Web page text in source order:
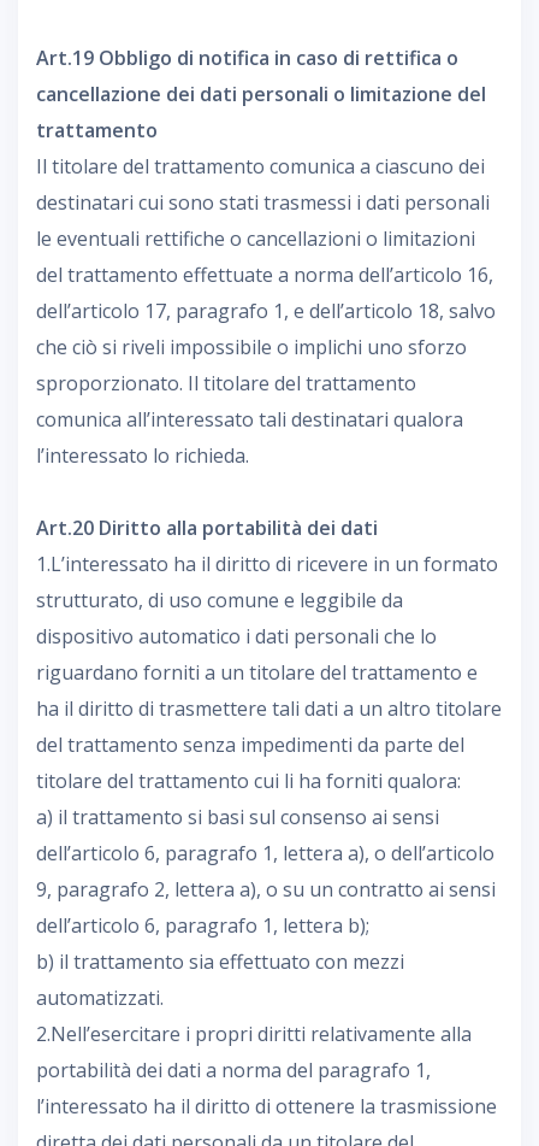
Art.19 Obbligo di notifica in caso di rettifica o
cancellazione dei dati personali o limitazione del
trattamento
Il titolare del trattamento comunica a ciascuno dei
destinatari cui sono stati trasmessi i dati personali
le eventuali rettifiche o cancellazioni o limitazioni
del trattamento effettuate a norma dell’articolo 16,
dell’articolo 17, paragrafo 1, e dell’articolo 18, salvo
che ciò si riveli impossibile o implichi uno sforzo
sproporzionato. Il titolare del trattamento
comunica all’interessato tali destinatari qualora
l’interessato lo richieda.
Art.20 Diritto alla portabilità dei dati
1.L’interessato ha il diritto di ricevere in un formato
strutturato, di uso comune e leggibile da
dispositivo automatico i dati personali che lo
riguardano forniti a un titolare del trattamento e
ha il diritto di trasmettere tali dati a un altro titolare
del trattamento senza impedimenti da parte del
titolare del trattamento cui li ha forniti qualora:
a) il trattamento si basi sul consenso ai sensi
dell’articolo 6, paragrafo 1, lettera a), o dell’articolo
9, paragrafo 2, lettera a), o su un contratto ai sensi
dell’articolo 6, paragrafo 1, lettera b);
b) il trattamento sia effettuato con mezzi
automatizzati.
2.Nell’esercitare i propri diritti relativamente alla
portabilità dei dati a norma del paragrafo 1,
l’interessato ha il diritto di ottenere la trasmissione